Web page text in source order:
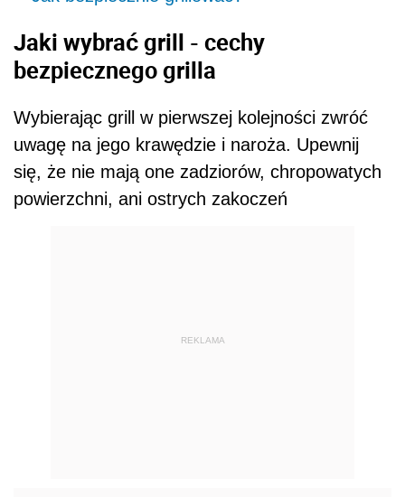
Jaki wybrać grill - cechy
bezpiecznego grilla
Wybierając grill w pierwszej kolejności zwróć
uwagę na jego krawędzie i naroża. Upewnij
się, że nie mają one zadziorów, chropowatych
powierzchni, ani ostrych zakoczeń
REKLAMA